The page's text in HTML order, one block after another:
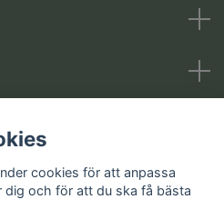
cookies för att anpassa
dig och för att du ska få bästa